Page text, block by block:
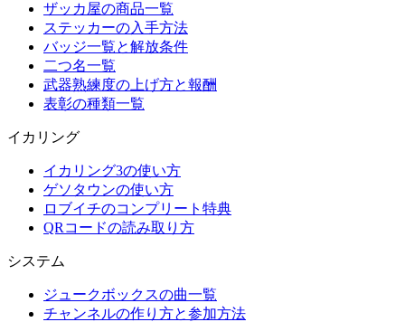
ザッカ屋の商品一覧
ステッカーの入手方法
バッジ一覧と解放条件
二つ名一覧
武器熟練度の上げ方と報酬
表彰の種類一覧
イカリング
イカリング3の使い方
ゲソタウンの使い方
ロブイチのコンプリート特典
QRコードの読み取り方
システム
ジュークボックスの曲一覧
チャンネルの作り方と参加方法